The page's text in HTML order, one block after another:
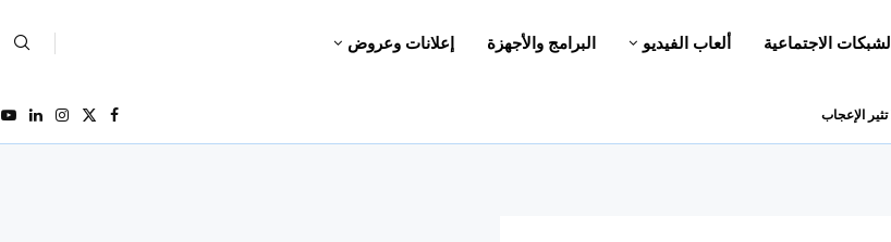
الشبكات الاجتماعية ألعاب الفيديو البرامج والأجهزة إعلانات وعروض